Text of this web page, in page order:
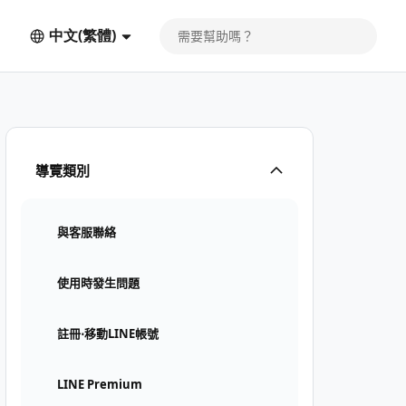
中文(繁體)
導覽類別
與客服聯絡
使用時發生問題
註冊⋅移動LINE帳號
LINE Premium